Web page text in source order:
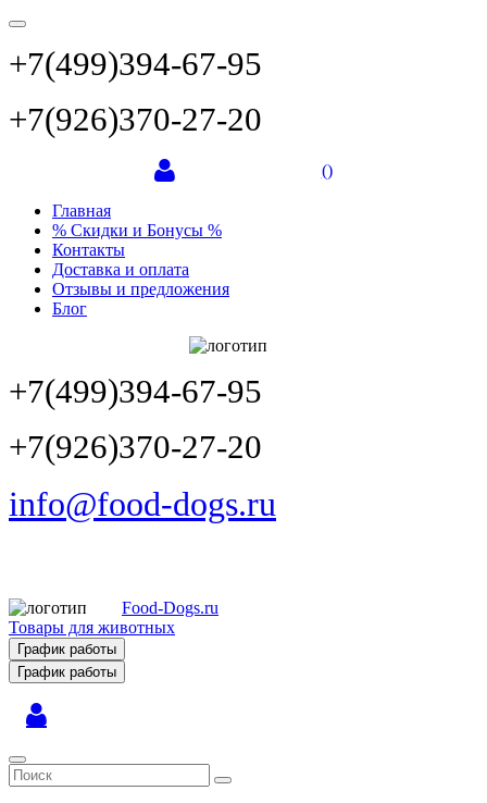
+7(499)394-67-95
+7(926)370-27-20
()
Главная
% Скидки и Бонусы %
Контакты
Доставка и оплата
Отзывы и предложения
Блог
+7(499)394-67-95
+7(926)370-27-20
info@food-dogs.ru
Food-Dogs.ru
Товары для животных
График работы
График работы